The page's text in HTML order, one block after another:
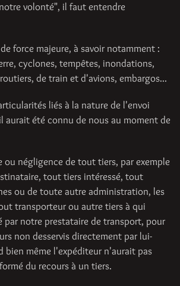
volonté", il faut entendre
force majeure, à savoir notamment :
cyclones, tempêtes, inondations,
de train et d'avions, embargos...
liés à la nature de l'envoi
aurait été connu de nous au moment de
ou négligence de tout tiers, par exemple
tout tiers intéressé, tout
ou de toute autre administration, les
transporteur ou autre tiers à qui
par notre prestataire de transport, pour
non desservis directement par lui-
bien même l'expéditeur n'aurait pas
du recours à un tiers.